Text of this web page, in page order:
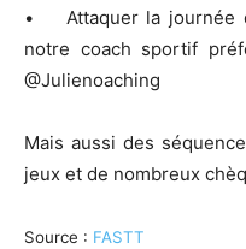
• Attaquer la journée
notre coach sportif
@Julienoaching
Mais aussi des
jeux et de nombreux
Source : FASTT